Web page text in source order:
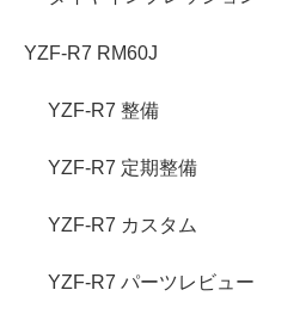
YZF-R7 RM60J
YZF-R7 整備
YZF-R7 定期整備
YZF-R7 カスタム
YZF-R7 パーツレビュー